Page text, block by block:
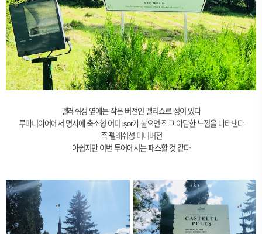
펠레쉬성 옆에는 작은 버전인 펠리쇼르 성이 있다
루마니아어에서 명사에 축소형 어미 ișor가 붙으면 작고 아담한 느낌을 나타낸다
즉 펠레쉬성 미니버전
아쉽지만 이번 투어에서는 패스할 것 같다